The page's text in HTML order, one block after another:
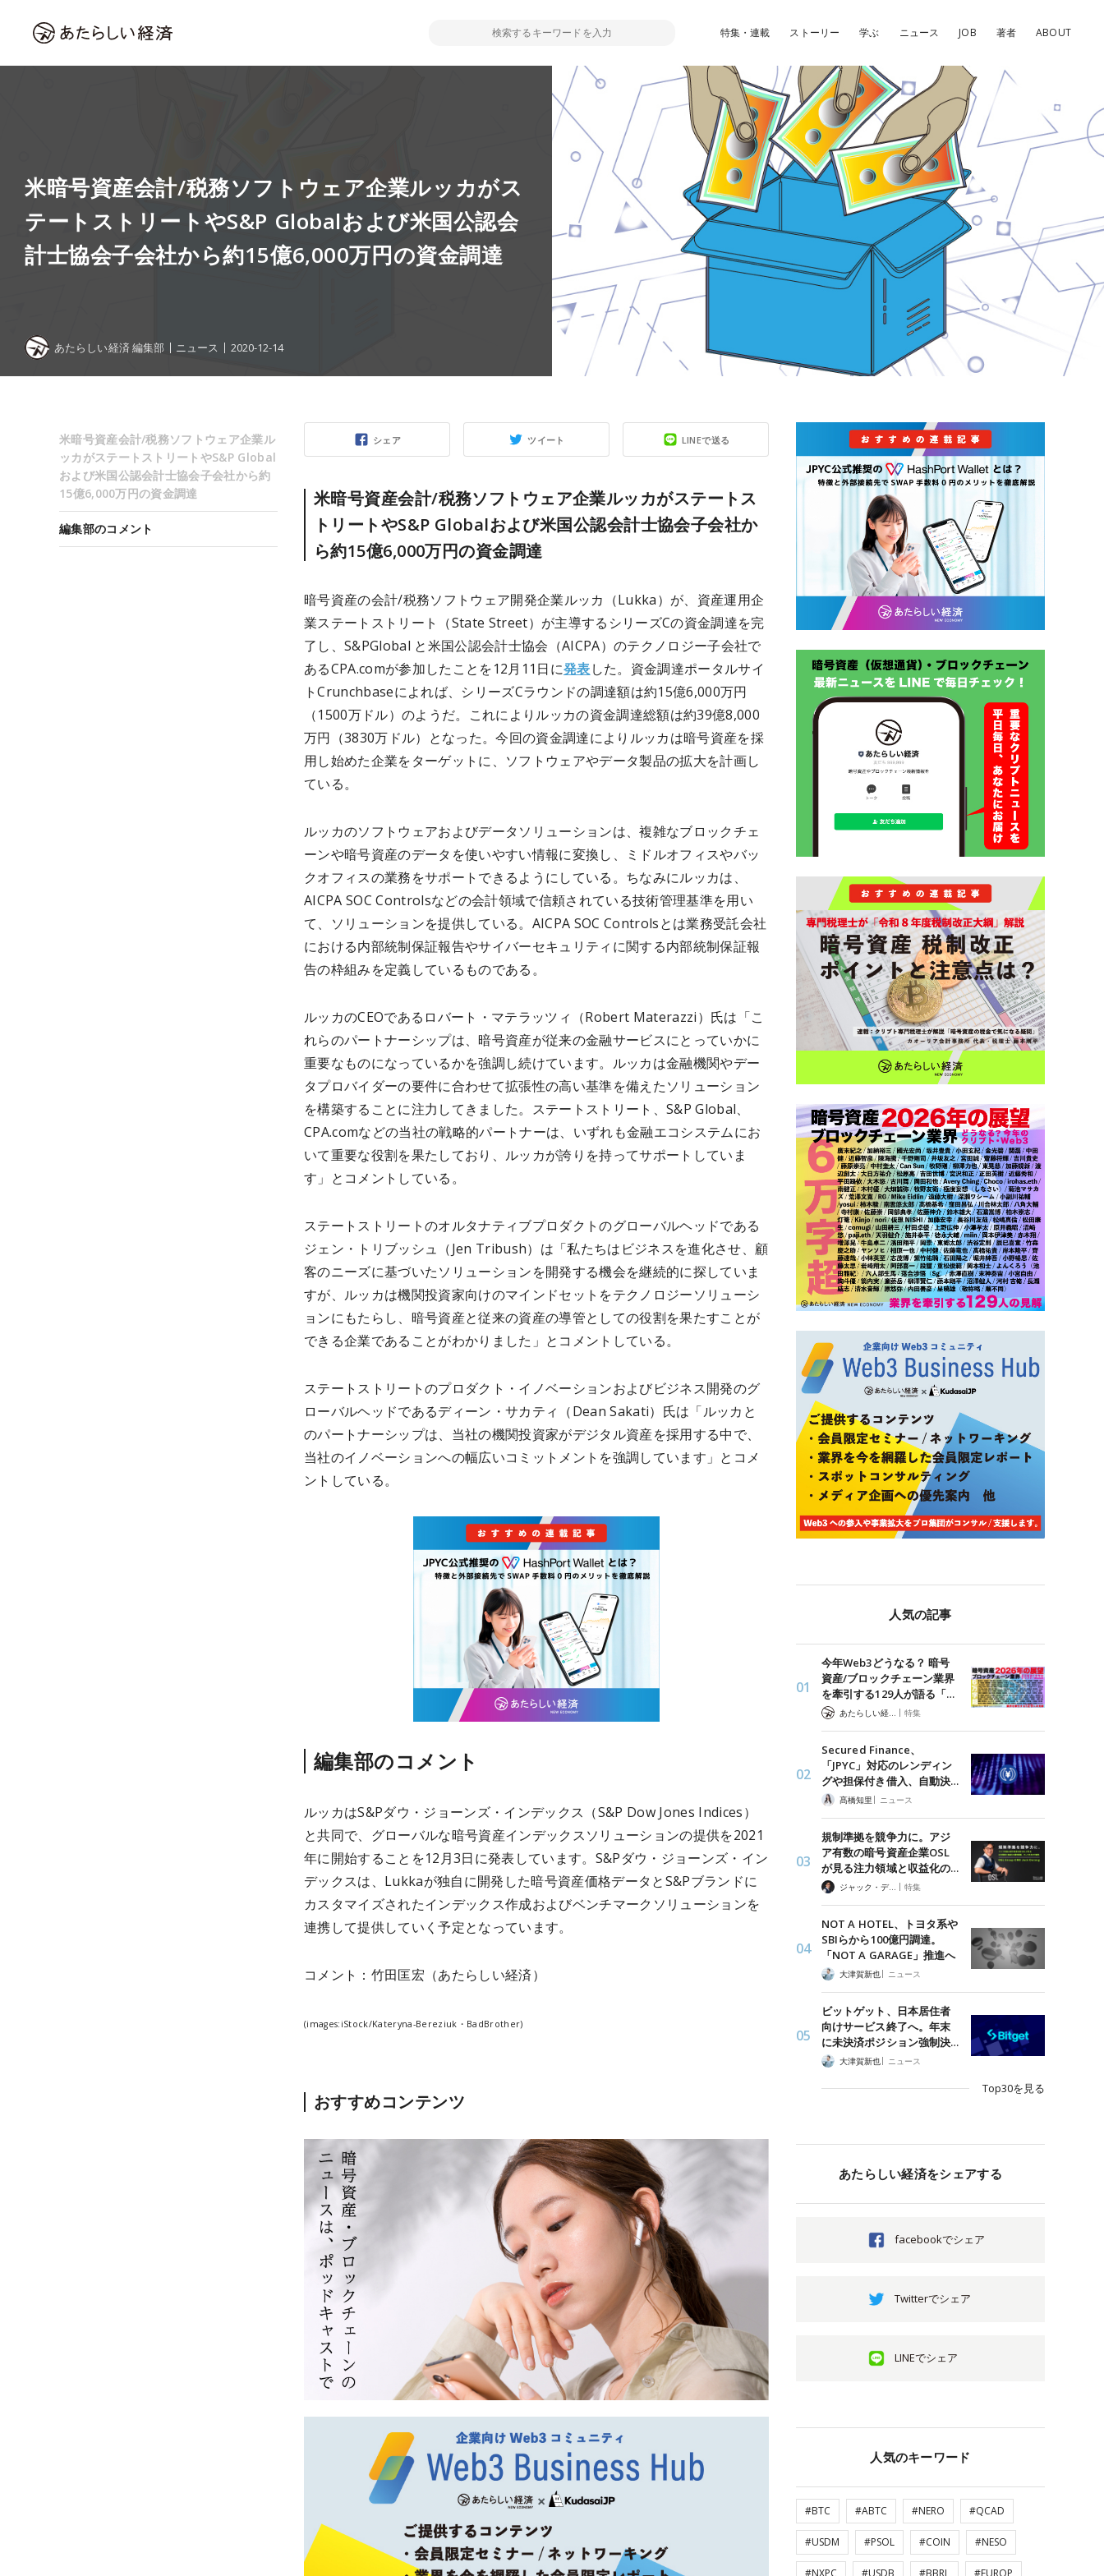
特集・連載 ストーリー 学ぶ ニュース JOB 著者 ABOUT
米暗号資産会計/税務ソフトウェア企業ルッカがス
テートストリートやS&P Globalおよび米国公認会
計士協会子会社から約15億6,000万円の資金調達
あたらしい経済 編集部 ニュース 2020-12-14
シェア ツイート LINEで送る
米暗号資産会計/税務ソフトウェア企業ルッカがステートス
トリートやS&P Globalおよび米国公認会計士協会子会社か
ら約15億6,000万円の資金調達
暗号資産の会計/税務ソフトウェア開発企業ルッカ（Lukka）が、資産運用企
業ステートストリート（State Street）が主導するシリーズCの資金調達を完
了し、S&PGlobal と米国公認会計士協会（AICPA）のテクノロジー子会社で
あるCPA.comが参加したことを12月11日に発表した。資金調達ポータルサイ
トCrunchbaseによれば、シリーズCラウンドの調達額は約15億6,000万円
（1500万ドル）のようだ。これによりルッカの資金調達総額は約39億8,000
万円（3830万ドル）となった。今回の資金調達によりルッカは暗号資産を採
用し始めた企業をターゲットに、ソフトウェアやデータ製品の拡大を計画し
ている。
ルッカのソフトウェアおよびデータソリューションは、複雑なブロックチェ
ーンや暗号資産のデータを使いやすい情報に変換し、ミドルオフィスやバッ
クオフィスの業務をサポートできるようにしている。ちなみにルッカは、
AICPA SOC Controlsなどの会計領域で信頼されている技術管理基準を用い
て、ソリューションを提供している。AICPA SOC Controlsとは業務受託会社
における内部統制保証報告やサイバーセキュリティに関する内部統制保証報
告の枠組みを定義しているものである。
ルッカのCEOであるロバート・マテラッツィ（Robert Materazzi）氏は「こ
れらのパートナーシップは、暗号資産が従来の金融サービスにとっていかに
重要なものになっているかを強調し続けています。ルッカは金融機関やデー
タプロバイダーの要件に合わせて拡張性の高い基準を備えたソリューション
を構築することに注力してきました。ステートストリート、S&P Global、
CPA.comなどの当社の戦略的パートナーは、いずれも金融エコシステムにお
いて重要な役割を果たしており、ルッカが誇りを持ってサポートしていま
す」とコメントしている。
ステートストリートのオルタナティブプロダクトのグローバルヘッドである
ジェン・トリブッシュ（Jen Tribush）は「私たちはビジネスを進化させ、顧
客のニーズに基づいたソリューションを開発する機会を継続的に探していま
すが、ルッカは機関投資家向けのマインドセットをテクノロジーソリューシ
ョンにもたらし、暗号資産と従来の資産の導管としての役割を果たすことが
できる企業であることがわかりました」とコメントしている。
ステートストリートのプロダクト・イノベーションおよびビジネス開発のグ
ローバルヘッドであるディーン・サカティ（Dean Sakati）氏は「ルッカと
のパートナーシップは、当社の機関投資家がデジタル資産を採用する中で、
当社のイノベーションへの幅広いコミットメントを強調しています」とコメ
ントしている。
編集部のコメント
ルッカはS&Pダウ・ジョーンズ・インデックス（S&P Dow Jones Indices）
と共同で、グローバルな暗号資産インデックスソリューションの提供を2021
年に開始することを12月3日に発表しています。S&Pダウ・ジョーンズ・イン
デックスは、Lukkaが独自に開発した暗号資産価格データとS&Pブランドに
カスタマイズされたインデックス作成およびベンチマークソリューションを
連携して提供していく予定となっています。
コメント：竹田匡宏（あたらしい経済）
(images:iStock/Kateryna-Bereziuk・BadBrother)
おすすめコンテンツ
米暗号資産会計/税務ソフトウェア企業ル
ッカがステートストリートやS&P Global
および米国公認会計士協会子会社から約
15億6,000万円の資金調達
編集部のコメント
人気の記事
今年Web3どうなる？ 暗号
資産/ブロックチェーン業界
を牽引する129人が語る「…
| 特集
Secured Finance、
「JPYC」対応のレンディン
グや担保付き借入、自動決…
髙橋知里 | ニュース
規制準拠を競争力に。アジ
ア有数の暗号資産企業OSL
が見る注力領域と収益化の…
ジャック・デロン（Jack Derong） | 特集
NOT A HOTEL、トヨタ系や
SBIらから100億円調達。
「NOT A GARAGE」推進へ
大津賀新也| ニュース
ビットゲット、日本居住者
向けサービス終了へ。年末
に未決済ポジション強制決…
大津賀新也| ニュース
Top30を見る
あたらしい経済をシェアする
facebookでシェア
Twitterでシェア
LINEでシェア
人気のキーワード
#BTC #ABTC #NERO #QCAD
#USDM #PSOL #COIN #NESO
#NXPC #USDB #BBRL #EUROP